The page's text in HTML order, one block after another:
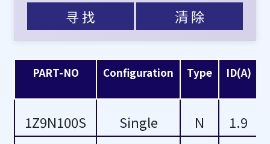
11.5
11.7
15
寻 找 清 除
PART-NO Configuration Type ID(A)
1Z9N100S Single N
1.9